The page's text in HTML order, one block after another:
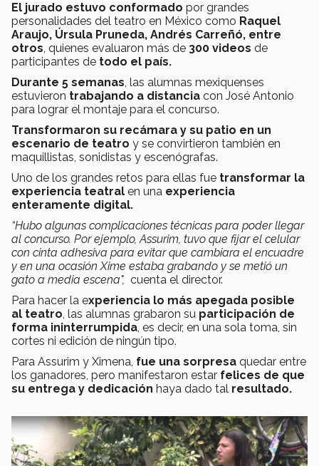
El jurado estuvo conformado por grandes
personalidades del teatro en México como Raquel
Araujo, Úrsula Pruneda, Andrés Carreñó, entre
otros, quienes evaluaron más de 300 videos de
participantes de todo el país.
Durante 5 semanas, las alumnas mexiquenses
estuvieron trabajando a distancia con José Antonio
para lograr el montaje para el concurso.
Transformaron su recámara y su patio en un
escenario de teatro y se convirtieron también en
maquillistas, sonidistas y escenógrafas.
Uno de los grandes retos para ellas fue transformar la
experiencia teatral en una experiencia
enteramente digital.
“Hubo algunas complicaciones técnicas para poder llegar
al concurso. Por ejemplo, Assurim, tuvo que fijar el celular
con cinta adhesiva para evitar que cambiara el encuadre
y en una ocasión Xime estaba grabando y se metió un
gato a media escena", cuenta el director.
Para hacer la experiencia lo más apegada posible
al teatro, las alumnas grabaron su participación de
forma ininterrumpida, es decir, en una sola toma, sin
cortes ni edición de ningún tipo.
Para Assurim y Ximena, fue una sorpresa quedar entre
los ganadores, pero manifestaron estar felices de que
su entrega y dedicación haya dado tal resultado.